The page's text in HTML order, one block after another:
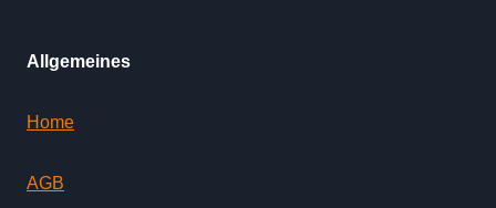
Allgemeines
Home
AGB